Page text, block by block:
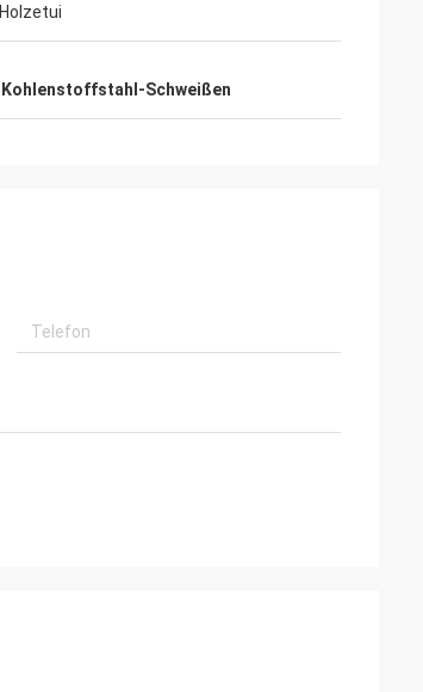
Holzetui
Kohlenstoffstahl-Schweißen